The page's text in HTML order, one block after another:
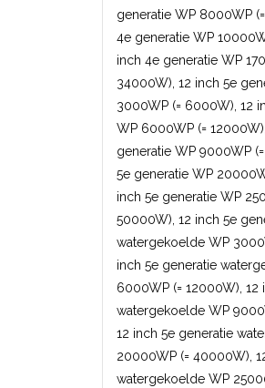
generatie WP 8000WP
4e generatie WP
inch 4e generatie WP
34000W), 12 inch 5e
3000WP (= 6000W), 12
WP 6000WP (=
generatie WP 9000WP
5e generatie WP
inch 5e generatie WP
50000W), 12 inch 5e
watergekoelde WP
inch 5e generatie
6000WP (= 12000W), 12
watergekoelde WP
12 inch 5e generatie
20000WP (= 40000W),
watergekoelde WP